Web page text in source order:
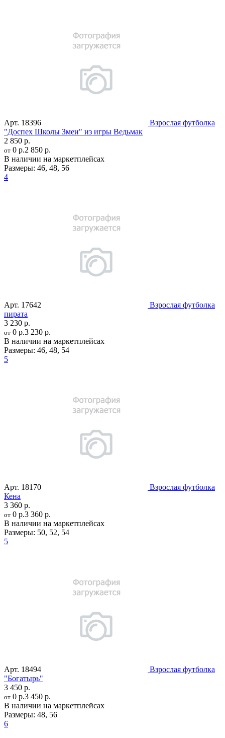
Арт. 18396
Взрослая футболка
"Доспех Школы Змеи" из игры Ведьмак
2 850 р.
от 0 р.2 850 р.
В наличии на маркетплейсах
Размеры: 46, 48, 56
4
Арт. 17642
Взрослая футболка
пирата
3 230 р.
от 0 р.3 230 р.
В наличии на маркетплейсах
Размеры: 46, 48, 54
5
Арт. 18170
Взрослая футболка
Кена
3 360 р.
от 0 р.3 360 р.
В наличии на маркетплейсах
Размеры: 50, 52, 54
5
Арт. 18494
Взрослая футболка
"Богатырь"
3 450 р.
от 0 р.3 450 р.
В наличии на маркетплейсах
Размеры: 48, 56
6